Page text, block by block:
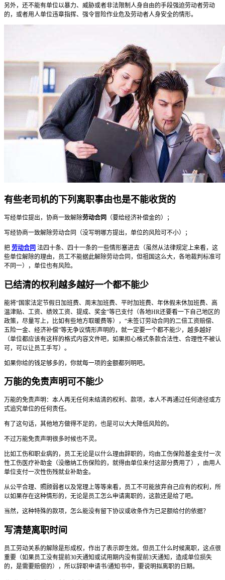
另外，还不能有单位以暴力、威胁或者非法限制人身自由的手段强迫劳动者劳动
的，或者用人单位违章指挥、强令冒险作业危及劳动者人身安全的情形。
有些老司机的下列离职事由也是不能收货的
写经单位提出，协商一致解除劳动合同 （要给经济补偿金的）；
写经协商一致解除劳动合同（没写明哪方提出，单位的风险可不小）；
把 劳动合同 法四十条、四十一条的一些情形塞进去（虽然从法律规定上来看，这
些单位解除的理由，员工不能据此解除劳动合同，但祖国这么大，各地裁判标准可
不同一），单位也有风险。
已结清的权利越多越好一个都不能少
能将“国家法定节假日加班费、周末加班费、平时加班费、年休假未休加班费、高
温津贴、工资、绩效工资、提成、奖金”等已支付（各地HR还要看一下自己地区的
政策，尽量写上，比如有些地方取暖费等），“未签订劳动合同的二倍工资赔偿、
五险一金、经济补偿”等无争议情形声明的，就一定要一个都不能少，越多越好
（单位都应该有这样的格式内容文件吧，如果担心格式条款合法性、合理性不被认
可，可以让员工手写）。
如果你给的钱足够多的，你就每一项的金额都列明吧。
万能的免责声明可不能少
万能的免责声明：本人再无任何未结清的权利、款项，本人不再通过任何途径或方
式追究单位的任何责任。
有了这句话，其他地方做得不足的，也是可以大大降低风险的。
不过万能免责声明很多时候也不灵。
比如工伤和职业病的，员工无论是以什么理由辞职的，均由工伤保险基金支付一次
性工伤医疗补助金（没缴纳工伤保险的，就得由单位来付这部分费用了），由用人
单位支付一次性伤残就业补助金。
从公平合理、照顾弱者以及常理上等等来看，员工不可能放弃自己应有的权利，所
以如果存在这种情形的，无论是员工怎么申请离职的，这款还是给了吧。
当然，这种特殊的款项，怎么能没有留下协议或收条作为已足额给付的依据？
写清楚离职时间
员工劳动关系的解除是形成权，作出了表示即生效。但员工什么时候离职，这点很
重要（如果员工没有提前30天通知或试用期内没有提前3天通知，造成单位损失
的，是需要赔偿的），所以辞职申请书/通知书中，要说明拟离职的日期。